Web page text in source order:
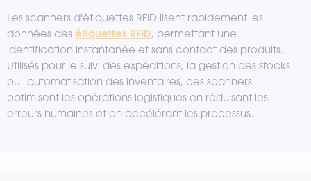
Les scanners d'étiquettes RFID lisent rapidement les
données des étiquettes RFID, permettant une
identification instantanée et sans contact des produits.
Utilisés pour le suivi des expéditions, la gestion des stocks
ou l'automatisation des inventaires, ces scanners
optimisent les opérations logistiques en réduisant les
erreurs humaines et en accélérant les processus.